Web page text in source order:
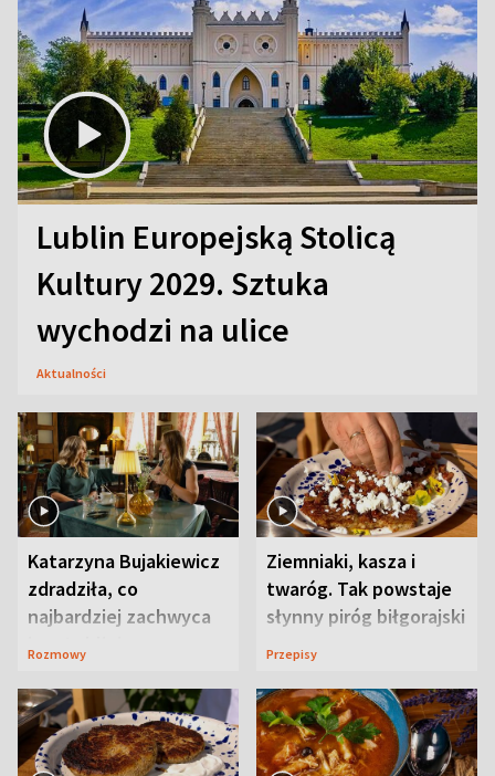
Lublin Europejską Stolicą
Kultury 2029. Sztuka
wychodzi na ulice
Aktualności
Katarzyna Bujakiewicz
zdradziła, co
najbardziej zachwyca
ją w Lublinie
Rozmowy
Ziemniaki, kasza i
twaróg. Tak powstaje
słynny piróg biłgorajski
Przepisy